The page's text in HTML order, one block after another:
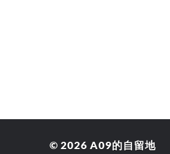
© 2026 A09的自留地